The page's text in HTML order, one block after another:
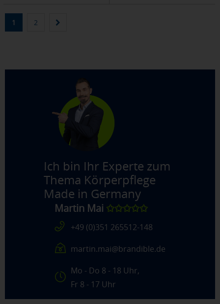
1 2
Ich bin Ihr Experte zum
Thema Körperpflege
Made in Germany
Martin Mai ✩✩✩✩✩
+49 (0)351 265512-148
martin.mai@brandible.de
Mo - Do 8 - 18 Uhr,
Fr 8 - 17 Uhr